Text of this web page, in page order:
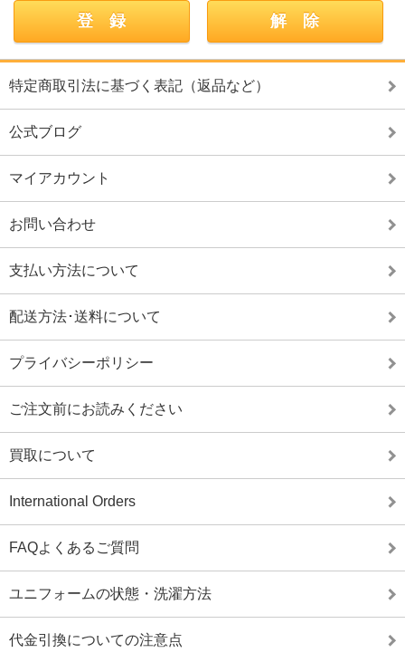
特定商取引法に基づく表記（返品など）
公式ブログ
マイアカウント
お問い合わせ
支払い方法について
配送方法･送料について
プライバシーポリシー
ご注文前にお読みください
買取について
International Orders
FAQよくあるご質問
ユニフォームの状態・洗濯方法
代金引換についての注意点